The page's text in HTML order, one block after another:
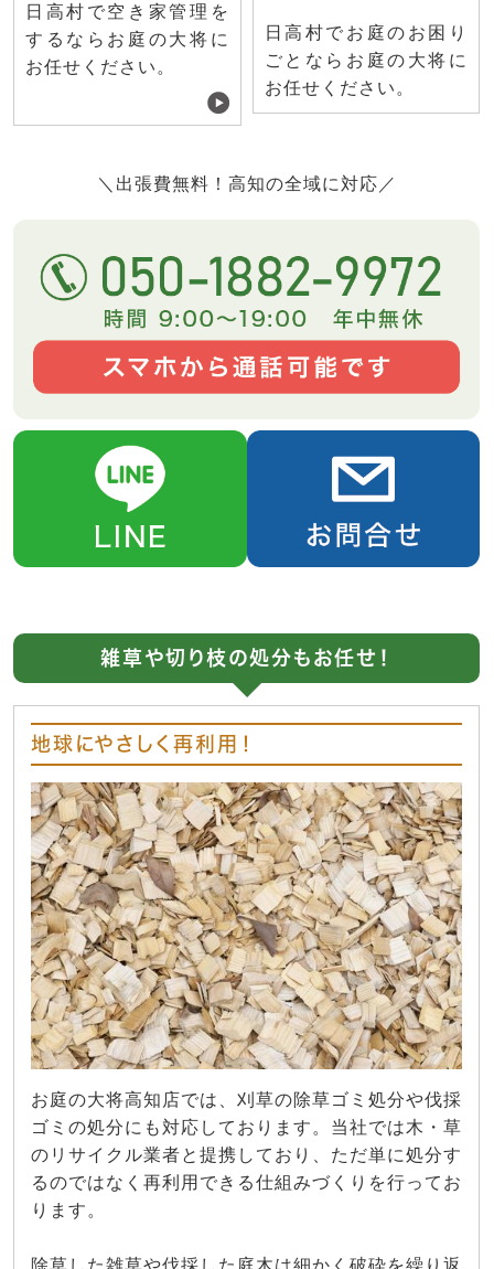
日高村で空き家管理を
するならお庭の大将に
お任せください。
日高村でお庭のお困り
ごとならお庭の大将に
お任せください。
＼出張費無料！高知の全域に対応／
雑草や切り枝の処分もお任せ！
地球にやさしく再利用！
お庭の大将高知店では、刈草の除草ゴミ処分や伐採
ゴミの処分にも対応しております。当社では木・草
のリサイクル業者と提携しており、ただ単に処分す
るのではなく再利用できる仕組みづくりを行ってお
ります。